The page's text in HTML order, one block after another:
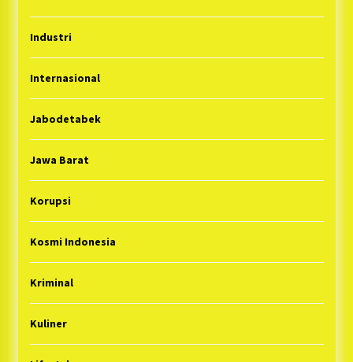
Industri
Internasional
Jabodetabek
Jawa Barat
Korupsi
Kosmi Indonesia
Kriminal
Kuliner